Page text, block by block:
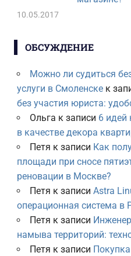
10.05.2017
ОБСУЖДЕНИЕ
Можно ли судиться
услуги в Смоленскек
без участия юриста:
Ольга к записи 6 идей
в качестве декора
Петя к записи Как
площади при сносе
реновации в Москве?
Петя к записи Astra
операционная система в
Петя к записи
намыва территорий:
Петя к записи